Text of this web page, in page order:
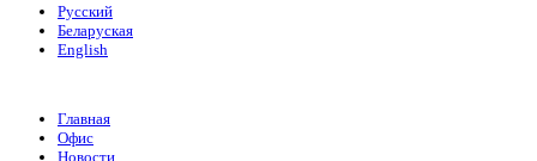
Русский
Беларуская
English
Главная
Офис
Новости